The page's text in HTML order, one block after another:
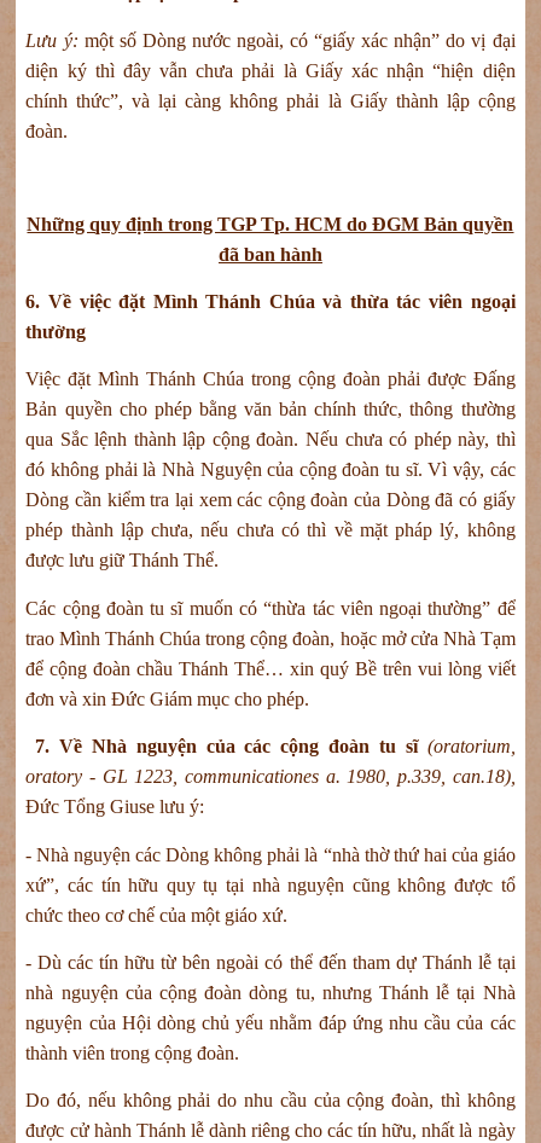
Lưu ý: một số Dòng nước ngoài, có “giấy xác nhận” do vị đại
diện ký thì đây vẫn chưa phải là Giấy xác nhận “hiện diện
chính thức”, và lại càng không phải là Giấy thành lập cộng
đoàn.
Những quy định trong TGP Tp. HCM do ĐGM Bản quyền
đã ban hành
6. Về việc đặt Mình Thánh Chúa và thừa tác viên ngoại
thường
Việc đặt Mình Thánh Chúa trong cộng đoàn phải được Đấng
Bản quyền cho phép bằng văn bản chính thức, thông thường
qua Sắc lệnh thành lập cộng đoàn. Nếu chưa có phép này, thì
đó không phải là Nhà Nguyện của cộng đoàn tu sĩ. Vì vậy, các
Dòng cần kiểm tra lại xem các cộng đoàn của Dòng đã có giấy
phép thành lập chưa, nếu chưa có thì về mặt pháp lý, không
được lưu giữ Thánh Thể.
Các cộng đoàn tu sĩ muốn có “thừa tác viên ngoại thường” để
trao Mình Thánh Chúa trong cộng đoàn, hoặc mở cửa Nhà Tạm
để cộng đoàn chầu Thánh Thể… xin quý Bề trên vui lòng viết
đơn và xin Đức Giám mục cho phép.
7. Về Nhà nguyện của các cộng đoàn tu sĩ (oratorium,
oratory - GL 1223, communicationes a. 1980, p.339, can.18),
Đức Tổng Giuse lưu ý:
- Nhà nguyện các Dòng không phải là “nhà thờ thứ hai của giáo
xứ”, các tín hữu quy tụ tại nhà nguyện cũng không được tổ
chức theo cơ chế của một giáo xứ.
- Dù các tín hữu từ bên ngoài có thể đến tham dự Thánh lễ tại
nhà nguyện của cộng đoàn dòng tu, nhưng Thánh lễ tại Nhà
nguyện của Hội dòng chủ yếu nhằm đáp ứng nhu cầu của các
thành viên trong cộng đoàn.
Do đó, nếu không phải do nhu cầu của cộng đoàn, thì không
được cử hành Thánh lễ dành riêng cho các tín hữu, nhất là ngày